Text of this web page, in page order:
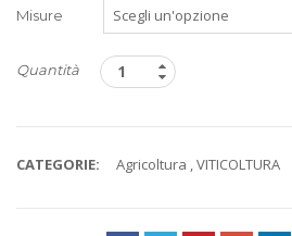
Misure
Quantità
CATEGORIE: Agricoltura ,VITICOLTURA